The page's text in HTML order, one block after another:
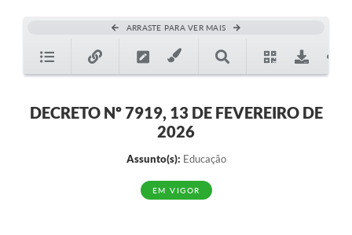
ARRASTE PARA VER MAIS
DECRETO Nº 7919, 13 DE FEVEREIRO DE
2026
Assunto(s): Educação
EM VIGOR